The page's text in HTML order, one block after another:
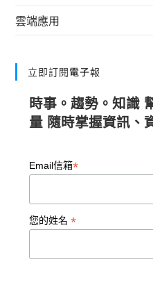
雲端應用
立即訂閱電子報
時事。趨勢。知識
量 隨時掌握資訊、
Email信箱*
您的姓名*